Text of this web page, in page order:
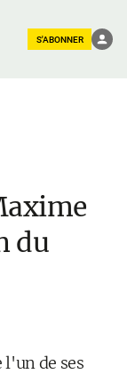
S'ABONNER
du
de ses